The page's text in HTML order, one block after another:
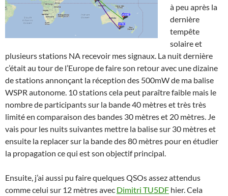
à peu après la
dernière
tempête
solaire et
plusieurs stations NA recevoir mes signaux. La nuit dernière
c’était au tour de l’Europe de faire son retour avec une dizaine
de stations annonçant la réception des 500mW de ma balise
WSPR autonome. 10 stations cela peut paraître faible mais le
nombre de participants sur la bande 40 mètres et très très
limité en comparaison des bandes 30 mètres et 20 mètres. Je
vais pour les nuits suivantes mettre la balise sur 30 mètres et
ensuite la replacer sur la bande des 80 mètres pour en étudier
la propagation ce qui est son objectif principal.
Ensuite, j’ai aussi pu faire quelques QSOs assez attendus
comme celui sur 12 mètres avec Dimitri TU5DF hier. Cela